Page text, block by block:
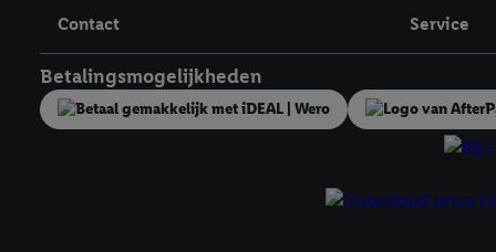
Contact Service
Betalingsmogelijkheden
Door te klikken op
technieken worden
Door op "Akkoord" te
inclusief over de
trekken, vind je in onze
over de cookies die wij